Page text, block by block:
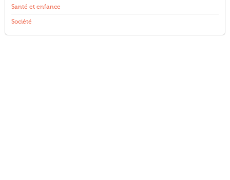
Santé et enfance
Société